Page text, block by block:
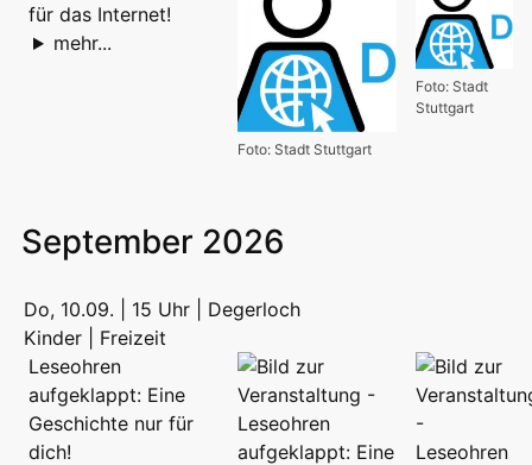
Foto: Stadt
Stuttgart
Foto: Stadt Stuttgart
für das Internet!
mehr...
September 2026
Do, 10.09. | 15 Uhr | Degerloch
Kinder | Freizeit
Leseohren
aufgeklappt: Eine
Geschichte nur für
dich!